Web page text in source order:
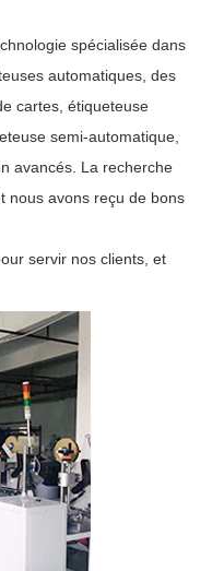
spécialisée dans
automatiques, des
cartes, étiqueteuse
semi-automatique,
avancés. La recherche
nous avons reçu de bons
servir nos clients, et